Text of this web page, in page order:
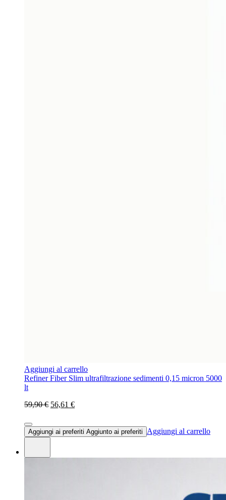
Aggiungi al carrello
Refiner Fiber Slim ultrafiltrazione sedimenti 0,15 micron 5000
lt
59,90 € 56,61 €
Aggiungi ai preferiti Aggiunto ai preferiti Aggiungi al carrello